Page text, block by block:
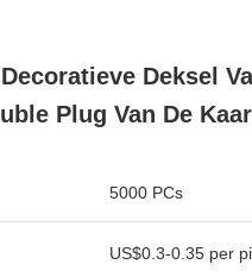
Deksel
Plug Van De
5000 PCs
US$0.3-0.35 per